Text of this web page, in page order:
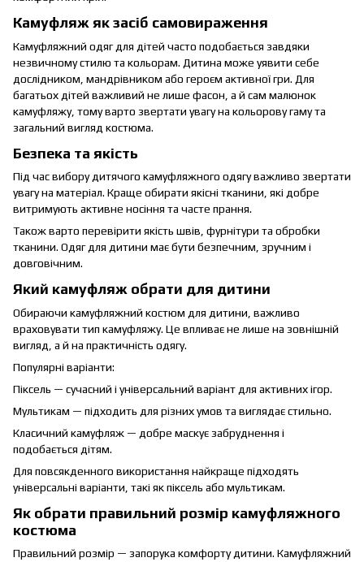
Камуфляж як засіб самовираження
Камуфляжний одяг для дітей часто подобається завдяки
незвичному стилю та кольорам. Дитина може уявити себе
дослідником, мандрівником або героєм активної гри. Для
багатьох дітей важливий не лише фасон, а й сам малюнок
камуфляжу, тому варто звертати увагу на кольорову гаму та
загальний вигляд костюма.
Безпека та якість
Під час вибору дитячого камуфляжного одягу важливо звертати
увагу на матеріал. Краще обирати якісні тканини, які добре
витримують активне носіння та часте прання.
Також варто перевірити якість швів, фурнітури та обробки
тканини. Одяг для дитини має бути безпечним, зручним і
довговічним.
Який камуфляж обрати для дитини
Обираючи камуфляжний костюм для дитини, важливо
враховувати тип камуфляжу. Це впливає не лише на зовнішній
вигляд, а й на практичність одягу.
Популярні варіанти:
Піксель — сучасний і універсальний варіант для активних ігор.
Мультикам — підходить для різних умов та виглядає стильно.
Класичний камуфляж — добре маскує забруднення і
подобається дітям.
Для повсякденного використання найкраще підходять
універсальні варіанти, такі як піксель або мультикам.
Як обрати правильний розмір камуфляжного
костюма
Правильний розмір — запорука комфорту дитини. Камуфляжний